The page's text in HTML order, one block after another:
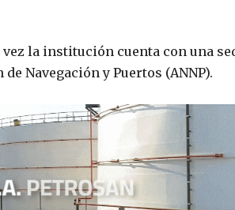
la institución cuenta con una
Navegación y Puertos (ANNP).